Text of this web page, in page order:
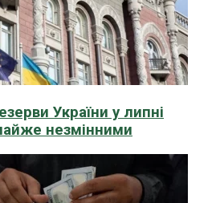
України у липні
незмінними